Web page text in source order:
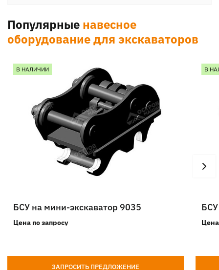
Популярные навесное
оборудование для экскаваторов
В НАЛИЧИИ
БСУ на мини-экскаватор 9035
Цена по запросу
ЗАПРОСИТЬ ПРЕДЛОЖЕНИЕ
В